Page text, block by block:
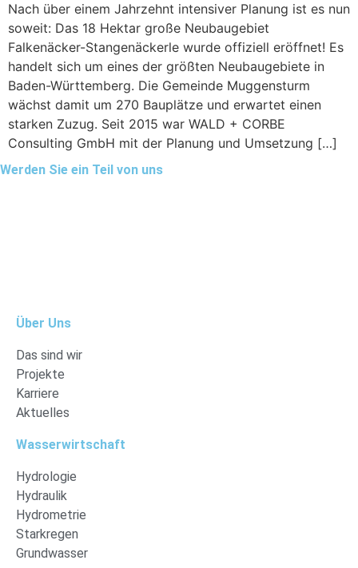
Nach über einem Jahrzehnt intensiver Planung ist es nun
soweit: Das 18 Hektar große Neubaugebiet
Falkenäcker-Stangenäckerle wurde offiziell eröffnet! Es
handelt sich um eines der größten Neubaugebiete in
Baden-Württemberg. Die Gemeinde Muggensturm
wächst damit um 270 Bauplätze und erwartet einen
starken Zuzug. Seit 2015 war WALD + CORBE
Consulting GmbH mit der Planung und Umsetzung […]
Werden Sie ein Teil von uns
Über Uns
Das sind wir
Projekte
Karriere
Aktuelles
Wasserwirtschaft
Hydrologie
Hydraulik
Hydrometrie
Starkregen
Grundwasser